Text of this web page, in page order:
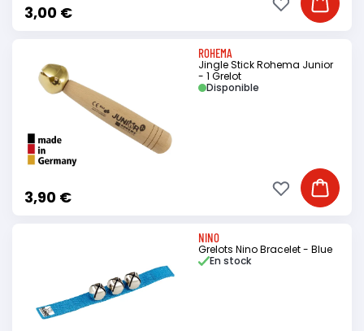
3,00 € Ajouter
Ajouter à ma
ROHEMA
Jingle Stick Rohema Junior
- 1 Grelot
3,90 €
Disponible
Ajouter
Ajouter à ma
NINO
Grelots Nino Bracelet - Blue
En stock